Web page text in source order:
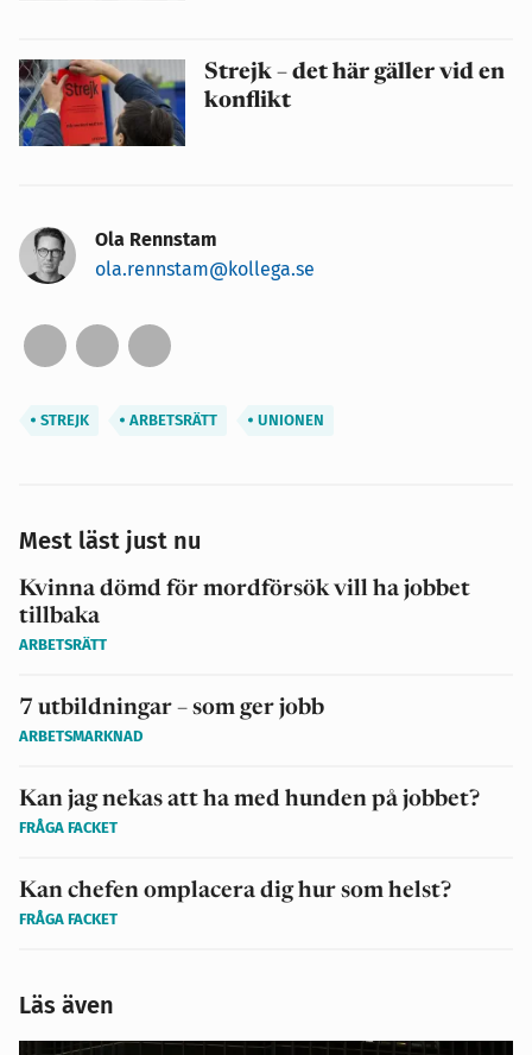
Strejk – det här gäller vid en
konflikt
Ola Rennstam
ola.rennstam@kollega.se
STREJK ARBETSRÄTT UNIONEN
Mest läst just nu
Kvinna dömd för mordförsök vill ha jobbet
tillbaka
ARBETSRÄTT
7 utbildningar – som ger jobb
ARBETSMARKNAD
Kan jag nekas att ha med hunden på jobbet?
FRÅGA FACKET
Kan chefen omplacera dig hur som helst?
FRÅGA FACKET
Läs även